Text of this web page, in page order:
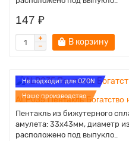
147 ₽
В корзину
Не подходит для OZON
Наше производство
ALP035 Пентакль
Пентакль из бижутерного
амулета: 33х43мм, диаметр
расположено под выпукло..